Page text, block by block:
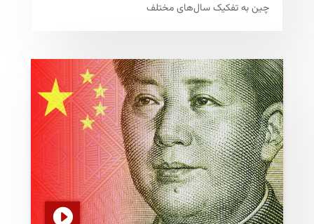
چین به تفکیک سال‌های مختلف